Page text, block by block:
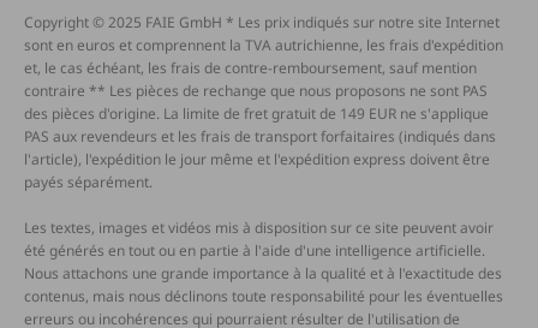
Copyright © 2025 FAIE GmbH * Les prix indiqués sur notre site Internet
sont en euros et comprennent la TVA autrichienne, les frais d'expédition
et, le cas échéant, les frais de contre-remboursement, sauf mention
contraire ** Les pièces de rechange que nous proposons ne sont PAS
des pièces d'origine. La limite de fret gratuit de 149 EUR ne s'applique
PAS aux revendeurs et les frais de transport forfaitaires (indiqués dans
l'article), l'expédition le jour même et l'expédition express doivent être
payés séparément.
Les textes, images et vidéos mis à disposition sur ce site peuvent avoir
été générés en tout ou en partie à l'aide d'une intelligence artificielle.
Nous attachons une grande importance à la qualité et à l'exactitude des
contenus, mais nous déclinons toute responsabilité pour les éventuelles
erreurs ou incohérences qui pourraient résulter de l'utilisation de